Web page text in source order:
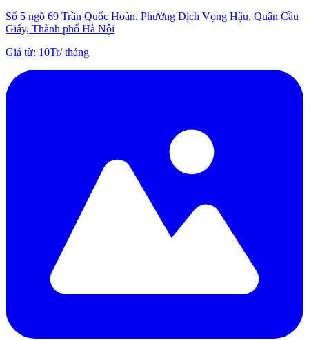
Số 5 ngõ 69 Trần Quốc Hoàn, Phường Dịch Vọng Hậu, Quận Cầu
Giấy, Thành phố Hà Nội
Giá từ: 10Tr/tháng